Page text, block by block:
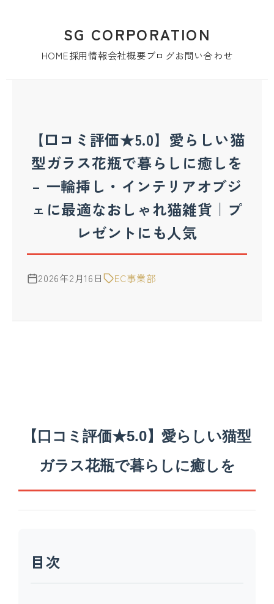
SG CORPORATION
HOME採用情報会社概要ブログお問い合わせ
【口コミ評価★5.0】愛らしい猫
型ガラス花瓶で暮らしに癒しを
– 一輪挿し・インテリアオブジ
ェに最適なおしゃれ猫雑貨｜プ
レゼントにも人気
2026年2月16日 EC事業部
【口コミ評価★5.0】愛らしい猫型
ガラス花瓶で暮らしに癒しを
目次